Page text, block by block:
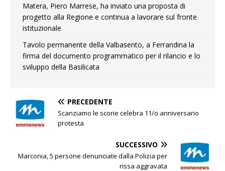
Matera, Piero Marrese, ha inviato una proposta di
progetto alla Regione e continua a lavorare sul fronte
istituzionale
Tavolo permanente della Valbasento, a Ferrandina la
firma del documento programmatico per il rilancio e lo
sviluppo della Basilicata
PRECEDENTE
Scanziamo le scorie celebra 11/o anniversario
protesta
SUCCESSIVO
Marconia, 5 persone denunciate dalla Polizia per
rissa aggravata